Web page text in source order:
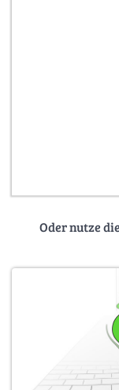
Oder nutze